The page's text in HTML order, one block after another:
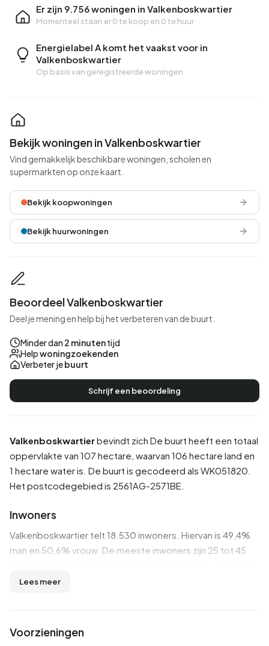
Er zijn 9.756 woningen in Valkenboskwartier
Momenteel staan er0 te koop en 0 te huur
Energielabel A komt het vaakst voor in
Valkenboskwartier
Op basis van geregistreerde woningen
Valkenboskwartierbevindt zich De buurt heeft een totaal
oppervlakte van 107 hectare, waarvan 106 hectare land en
1 hectare water is. De buurt is gecodeerd als WK051820.
Het postcodegebied is 2561AG-2571BE.
Inwoners
Valkenboskwartier telt 18.530 inwoners. Hiervan is 49,4%
man en 50,6% vrouw. De meeste inwoners zijn 25 tot 45
65 jaar', 13,3% voor '0 tot 15 jaar', 12,2% voor '15 tot 25 jaar'
4.170 komen uit Europa en 6.015 komen uit landen buiten
Lees meer
Voorzieningen
Bekijk woningen in Valkenboskwartier
Vind gemakkelijk beschikbare woningen, scholen en
supermarkten op onze kaart.
Bekijk koopwoningen
Bekijk huurwoningen
Beoordeel Valkenboskwartier
Deel je mening en help bij het verbeteren van de buurt.
Minder dan 2 minutentijd
Helpwoningzoekenden
Verbeter jebuurt
Schrijf een beoordeling